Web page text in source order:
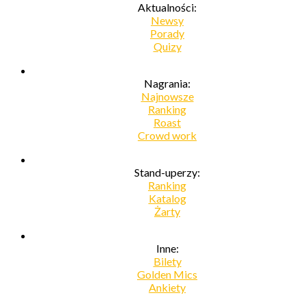
Aktualności:
Newsy
Porady
Quizy
Nagrania:
Najnowsze
Ranking
Roast
Crowd work
Stand-uperzy:
Ranking
Katalog
Żarty
Inne:
Bilety
Golden Mics
Ankiety